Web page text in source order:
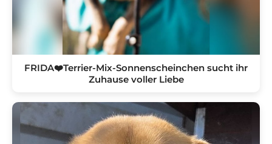
FRIDA❤️Terrier-Mix-Sonnenscheinchen sucht ihr
Zuhause voller Liebe